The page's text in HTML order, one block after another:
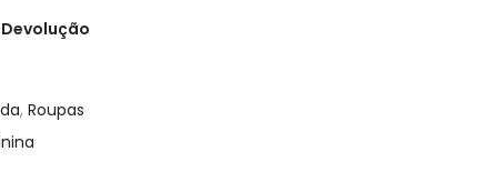
, Roupas